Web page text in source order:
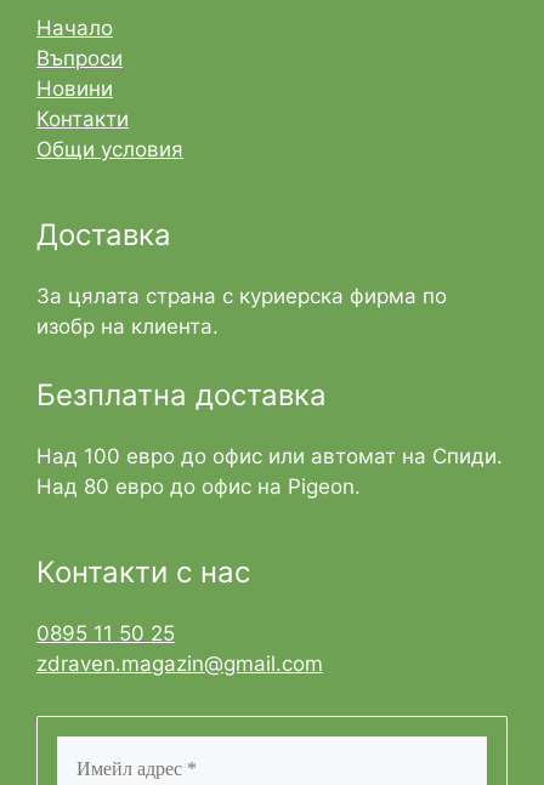
Начало
Въпроси
Новини
Контакти
Общи условия
Доставка
За цялата страна с куриерска фирма по
изобр на клиента.
Безплатна доставка
Над 100 евро до офис или автомат на Спиди.
Над 80 евро до офис на Pigeon.
Контакти с нас
0895 11 50 25
zdraven.magazin@gmail.com